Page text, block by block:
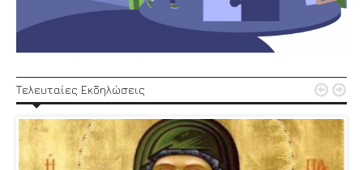
Τελευταίες Εκδηλώσεις  